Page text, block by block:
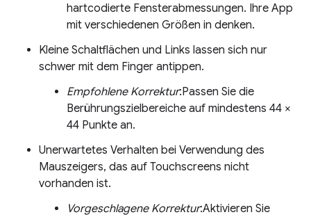
hartcodierte Fensterabmessungen. Ihre App
mit verschiedenen Größen in denken.
Kleine Schaltflächen und Links lassen sich nur
schwer mit dem Finger antippen.
Empfohlene Korrektur:Passen Sie die
Berührungszielbereiche auf mindestens 44 ×
44 Punkte an.
Unerwartetes Verhalten bei Verwendung des
Mauszeigers, das auf Touchscreens nicht
vorhanden ist.
Vorgeschlagene Korrektur:Aktivieren Sie